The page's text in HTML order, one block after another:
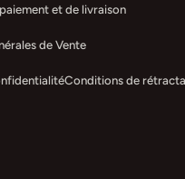
et de livraison
de Vente
Conditions de